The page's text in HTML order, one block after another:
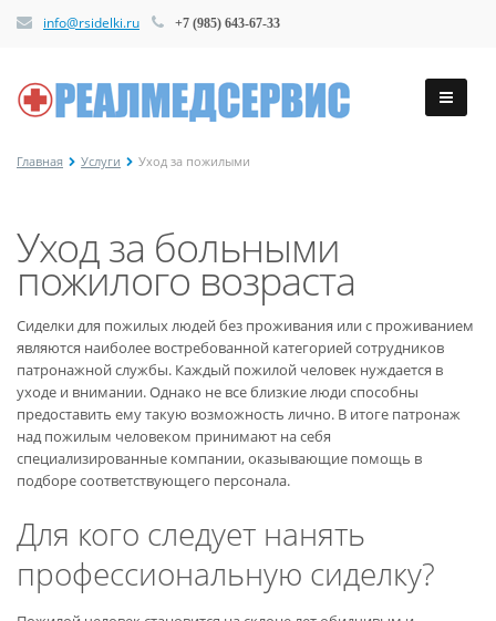
info@rsidelki.ru +7 (985) 643-67-33
Главная Услуги Уход за пожилыми
Уход за больными
пожилого возраста
Сиделки для пожилых людей без проживания или с проживанием
являются наиболее востребованной категорией сотрудников
патронажной службы. Каждый пожилой человек нуждается в
уходе и внимании. Однако не все близкие люди способны
предоставить ему такую возможность лично. В итоге патронаж
над пожилым человеком принимают на себя
специализированные компании, оказывающие помощь в
подборе соответствующего персонала.
Для кого следует нанять
профессиональную сиделку?